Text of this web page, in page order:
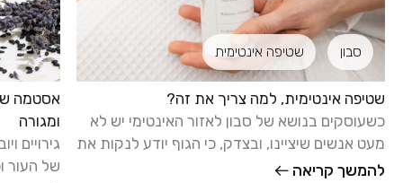
סבון שטיפה אינטימית
שטיפה אינטימית, למה צריך את זה?
כשעוסקים בנושא של סבון לאזור האינטימי יש לא
מעט אנשים שיציינו, ובצדק, כי הגוף יודע לנקות את
עצמו, ואפשר להסתפק
להמשך קריאה
אסטמה
ומגורה
גירויים
של העור